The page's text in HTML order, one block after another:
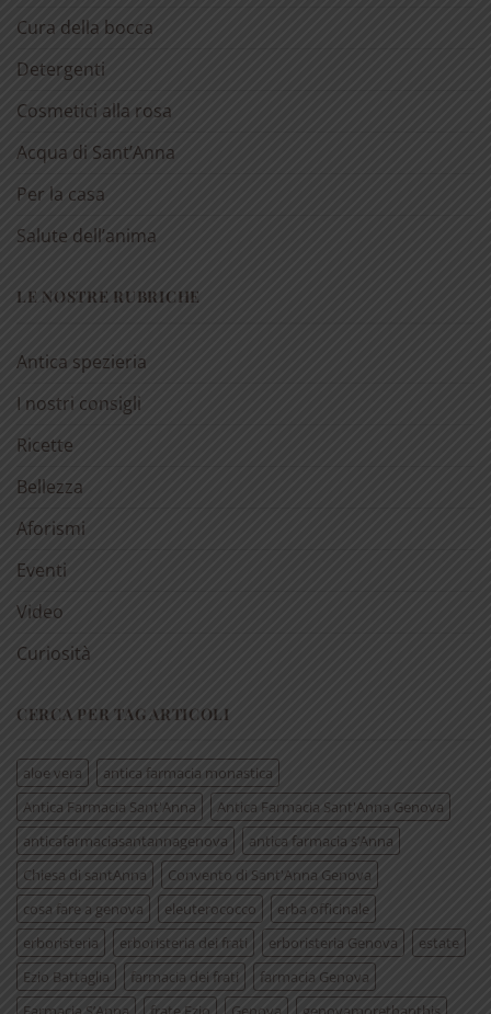
Cura della bocca
Detergenti
Cosmetici alla rosa
Acqua di Sant’Anna
Per la casa
Salute dell’anima
LE NOSTRE RUBRICHE
Antica spezieria
I nostri consigli
Ricette
Bellezza
Aforismi
Eventi
Video
Curiosità
CERCA PER TAG ARTICOLI
aloe vera
antica farmacia monastica
Antica Farmacia Sant'Anna
Antica Farmacia Sant'Anna Genova
anticafarmaciasantannagenova
antica farmacia s’Anna
Chiesa di santAnna
Convento di Sant'Anna Genova
cosa fare a genova
eleuterococco
erba officinale
erboristeria
erboristeria dei frati erboristeria Genova
estate
Ezio Battaglia
farmacia dei frati
farmacia Genova